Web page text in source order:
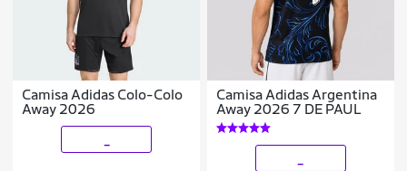
Camisa Adidas Colo-Colo
Away 2026
Camisa Adidas Argentina
Away 2026 7 DE PAUL